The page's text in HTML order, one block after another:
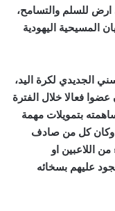
ارض للسلم والتسامح،
المسيحية اليهودية
الجديدي لكرة اليد،
فعالا خلال الفترة
بتمويلات مهمة
وكان كل من صادف
اللاعبين او
عليهم بسخائه